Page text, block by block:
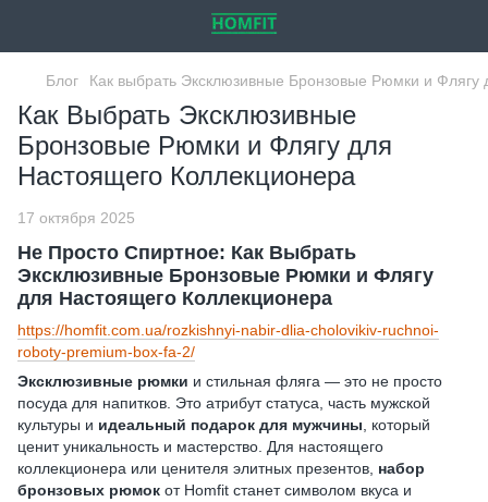
Блог Как выбрать Эксклюзивные Бронзовые Рюмки и Флягу
Как Выбрать Эксклюзивные
Бронзовые Рюмки и Флягу для
Настоящего Коллекционера
17 октября 2025
Не Просто Спиртное: Как Выбрать
Эксклюзивные Бронзовые Рюмки и Флягу
для Настоящего Коллекционера
https://homfit.com.ua/rozkishnyi-nabir-dlia-cholovikiv-ruchnoi-
roboty-premium-box-fa-2/
Эксклюзивные рюмки и стильная фляга — это не просто
посуда для напитков. Это атрибут статуса, часть мужской
культуры и идеальный подарок для мужчины, который
ценит уникальность и мастерство. Для настоящего
коллекционера или ценителя элитных презентов, набор
бронзовых рюмок от Homfit станет символом вкуса и